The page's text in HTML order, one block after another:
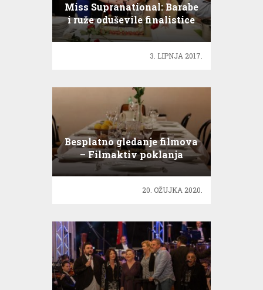
Miss Supranational: Barabe
i ruže oduševile finalistice
3. LIPNJA 2017.
Besplatno gledanje filmova
– Filmaktiv poklanja
20. OŽUJKA 2020.